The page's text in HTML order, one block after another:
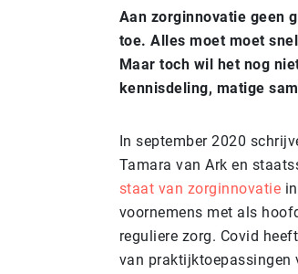
Aan zorginnovatie geen
toe. Alles moet moet
Maar toch wil het nog
kennisdeling, matige
In september 2020
Tamara van Ark en
staat van zorginnovatie
voornemens met als
reguliere zorg. Covid
van praktijktoepassingen